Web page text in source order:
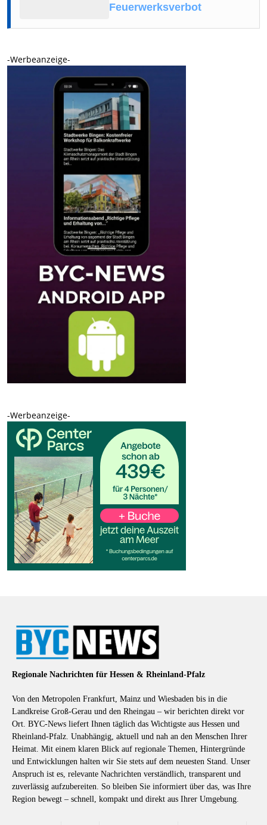
Feuerwerksverbot
-Werbeanzeige-
-Werbeanzeige-
Regionale Nachrichten für Hessen & Rheinland-Pfalz
Von den Metropolen Frankfurt, Mainz und Wiesbaden bis in die
Landkreise Groß-Gerau und den Rheingau – wir berichten direkt vor
Ort. BYC-News liefert Ihnen täglich das Wichtigste aus Hessen und
Rheinland-Pfalz. Unabhängig, aktuell und nah an den Menschen Ihrer
Heimat. Mit einem klaren Blick auf regionale Themen, Hintergründe
und Entwicklungen halten wir Sie stets auf dem neuesten Stand. Unser
Anspruch ist es, relevante Nachrichten verständlich, transparent und
zuverlässig aufzubereiten. So bleiben Sie informiert über das, was Ihre
Region bewegt – schnell, kompakt und direkt aus Ihrer Umgebung.